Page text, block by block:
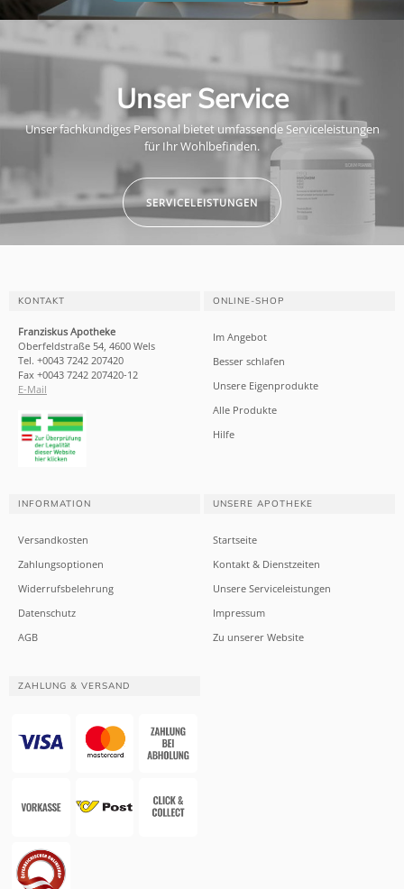
Unser Service
Unser fachkundiges Personal bietet umfassende Serviceleistungen
für Ihr Wohlbefinden.
SERVICELEISTUNGEN
KONTAKT
Franziskus Apotheke
Oberfeldstraße 54, 4600 Wels
Tel. +0043 7242 207420
Fax +0043 7242 207420-12
E-Mail
ONLINE-SHOP
Im Angebot
Besser schlafen
Unsere Eigenprodukte
Alle Produkte
Hilfe
INFORMATION
Versandkosten
Zahlungsoptionen
Widerrufsbelehrung
Datenschutz
AGB
UNSERE APOTHEKE
Startseite
Kontakt & Dienstzeiten
Unsere Serviceleistungen
Impressum
Zu unserer Website
ZAHLUNG & VERSAND